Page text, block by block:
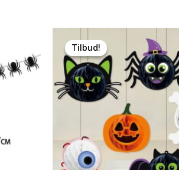
Tilbud!
Tilbud!